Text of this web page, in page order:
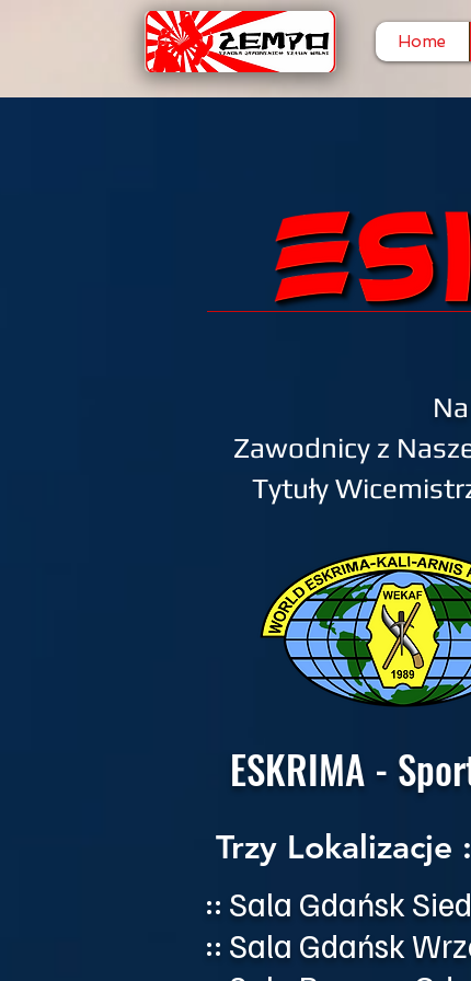
Home
Zawodnicy z
Tytuły
ESKRIMA -
Trzy Lokalizacje :
:: Sala Gdańsk
:: Sala Gdańsk